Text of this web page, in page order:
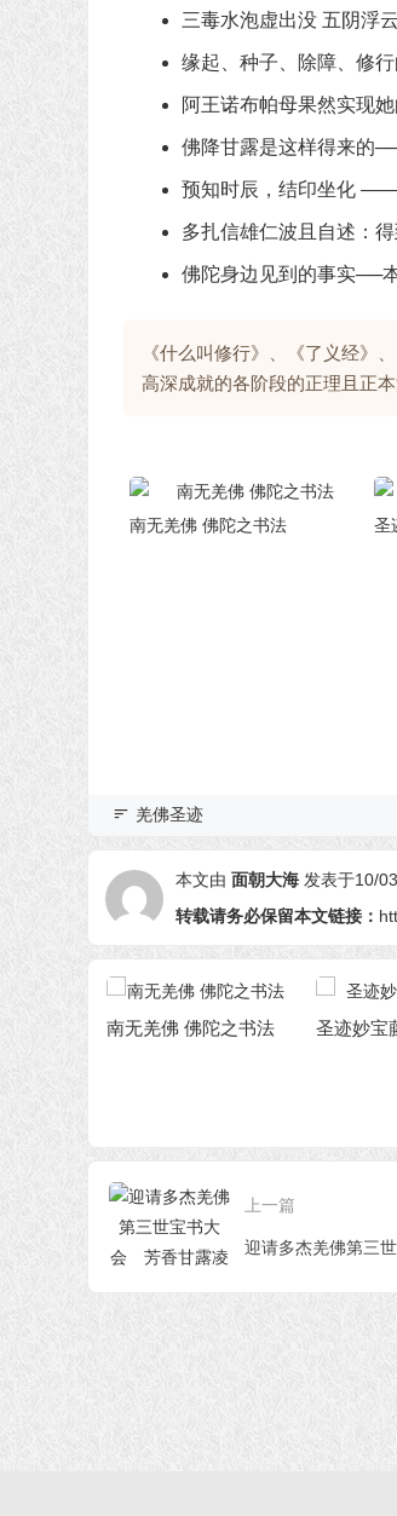
三毒水泡虚出没 五阴浮
缘起、种子、除障、修
阿王诺布帕母果然实现
佛降甘露是这样得来的
预知时辰，结印坐化
多扎信雄仁波且自述：
佛陀身边见到的事实──
《什么叫修行》、《了义经》
高深成就的各阶段的正理且正
南无羌佛 佛陀之书法
圣
羌佛圣迹
本文由 面朝大海 发表于10/
转载请务必保留本文链接：
圣迹妙宝藤萝法帐
上一篇